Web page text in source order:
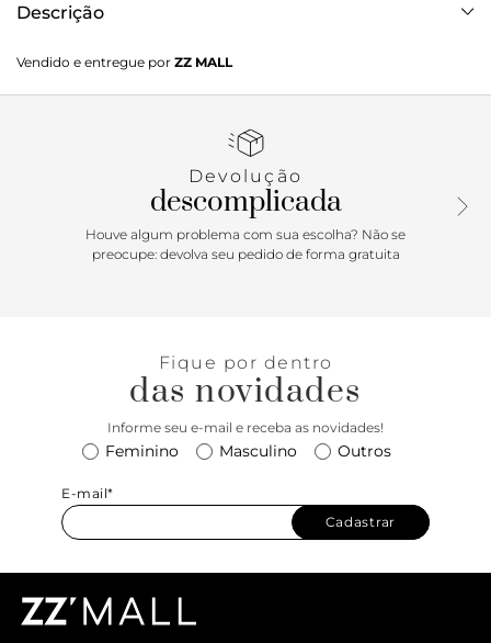
Descrição
Vendido e entregue por ZZ MALL
Devolução
descomplicada
Houve algum problema com sua escolha? Não se
preocupe: devolva seu pedido de forma gratuita
Fique por dentro
das novidades
Informe seu e-mail e receba as novidades!
Feminino Masculino Outros
E-mail*
Cadastrar